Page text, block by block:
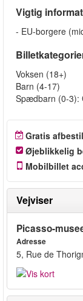
Vigtig
- EU-borgere
Voksen (18+)
Barn (4-17)
Spædbarn (0-3):
Gratis
Øjeblikkelig
Mobilbillet
Vejviser
Picasso-
Adresse
5, Rue de